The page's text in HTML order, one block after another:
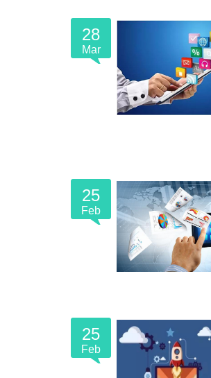
28
Mar
25
Feb
25
Feb